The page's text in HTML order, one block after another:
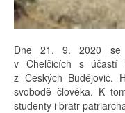
Dne 21. 9. 2020 se
v Chelčicích s účastí
z Českých Budějovic.
svobodě člověka. K
studenty i bratr